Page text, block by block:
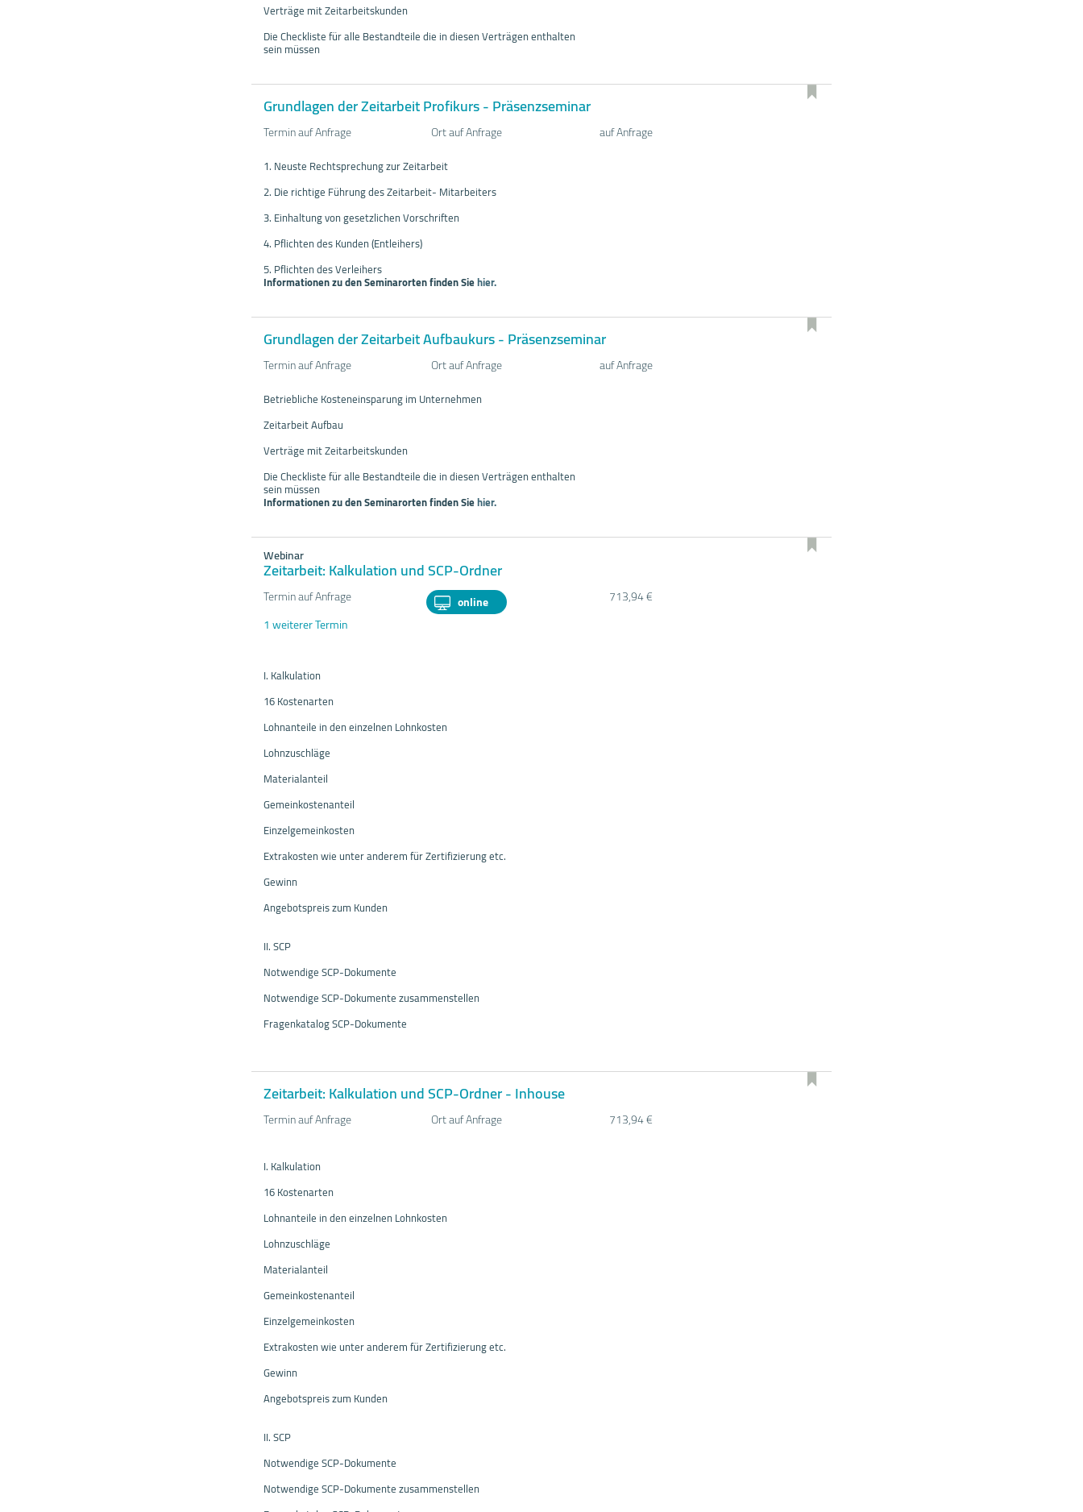
Verträge mit Zeitarbeitskunden
Die Checkliste für alle Bestandteile die in diesen Verträgen enthalten
sein müssen
Grundlagen der Zeitarbeit Profikurs - Präsenzseminar
Termin auf Anfrage Ort auf Anfrage auf Anfrage
1. Neuste Rechtsprechung zur Zeitarbeit
2. Die richtige Führung des Zeitarbeit- Mitarbeiters
3. Einhaltung von gesetzlichen Vorschriften
4. Pflichten des Kunden (Entleihers)
5. Pflichten des Verleihers
Informationen zu den Seminarorten finden Siehier.
Grundlagen der Zeitarbeit Aufbaukurs - Präsenzseminar
Termin auf Anfrage Ort auf Anfrage auf Anfrage
Betriebliche Kosteneinsparung im Unternehmen
Zeitarbeit Aufbau
Verträge mit Zeitarbeitskunden
Die Checkliste für alle Bestandteile die in diesen Verträgen enthalten
sein müssen
Informationen zu den Seminarorten finden Siehier.
Webinar
Zeitarbeit: Kalkulation und SCP-Ordner
Termin auf Anfrage online
713,94 €
1 weiterer Termin
I. Kalkulation
16 Kostenarten
Lohnanteile in den einzelnen Lohnkosten
Lohnzuschläge
Materialanteil
Gemeinkostenanteil
Einzelgemeinkosten
Extrakosten wie unter anderem für Zertifizierung etc.
Gewinn
Angebotspreis zum Kunden
II. SCP
Notwendige SCP-Dokumente
Notwendige SCP-Dokumente zusammenstellen
Fragenkatalog SCP-Dokumente
Zeitarbeit: Kalkulation und SCP-Ordner - Inhouse
Termin auf Anfrage Ort auf Anfrage 713,94 €
I. Kalkulation
16 Kostenarten
Lohnanteile in den einzelnen Lohnkosten
Lohnzuschläge
Materialanteil
Gemeinkostenanteil
Einzelgemeinkosten
Extrakosten wie unter anderem für Zertifizierung etc.
Gewinn
Angebotspreis zum Kunden
II. SCP
Notwendige SCP-Dokumente
Notwendige SCP-Dokumente zusammenstellen